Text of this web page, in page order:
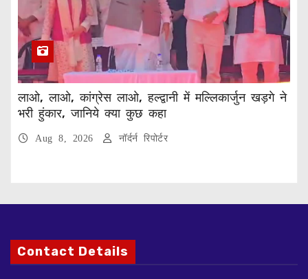
लाओ, लाओ, कांग्रेस लाओ, हल्द्वानी में मल्लिकार्जुन खड़गे ने
भरी हुंकार, जानिये क्या कुछ कहा
Aug 8, 2026 नॉर्दर्न रिपोर्टर
Contact Details